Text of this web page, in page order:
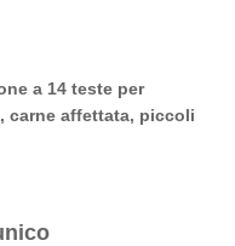
a 14 teste per
carne affettata, piccoli